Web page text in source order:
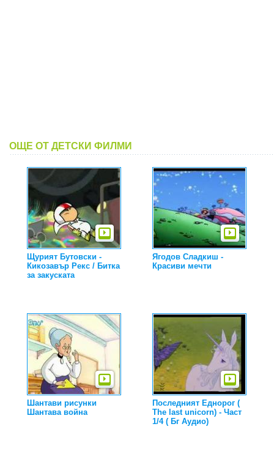
ОЩЕ ОТ ДЕТСКИ ФИЛМИ
Щурият Бутовски -
Кикозавър Рекс / Битка
за закуската
Ягодов Сладкиш -
Красиви мечти
Шантави рисунки
Шантава война
Последният Еднорог (
The last unicorn) - Част
1/4 ( Бг Аудио)